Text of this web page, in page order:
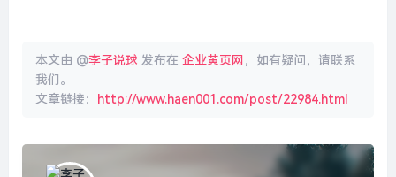
本文由 @李子说球 发布在 企业黄页网 ，如有疑问，请联系
我们。
文章链接：
http://www.haen001.com/post/22984.html